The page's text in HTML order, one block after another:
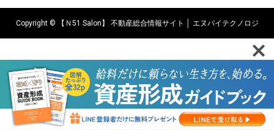
Copyright © 【Ｎ51 Salon】 不動産総合情報サイト │ エヌバイテクノロジ